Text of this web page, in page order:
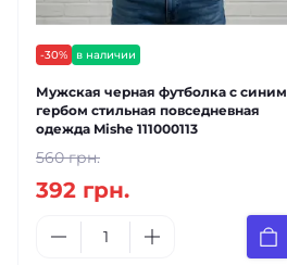
-30% в наличии
Мужская черная футболка с синим
гербом стильная повседневная
одежда Mishe 111000113
560 грн.
392 грн.